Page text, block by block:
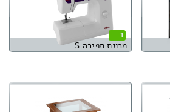
1
מכונת תפירה S